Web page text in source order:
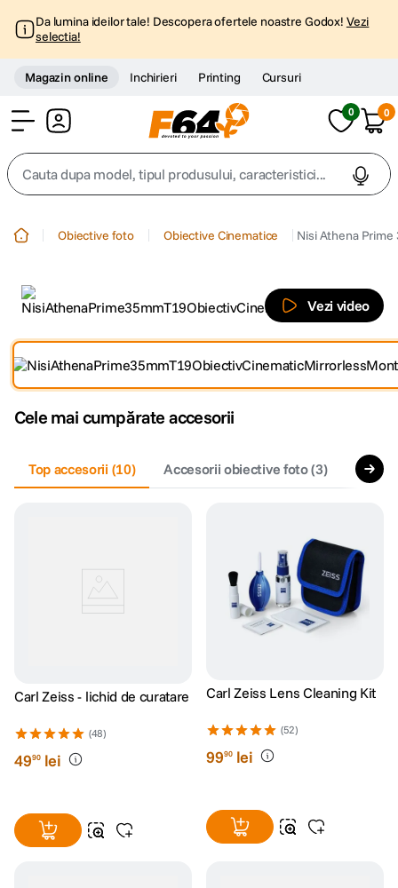
Da lumina ideilor tale! Descopera ofertele noastre Godox! Vezi
selectia!
Magazin online Inchirieri Printing Cursuri
0 0
Cauta dupa model, tipul produsului, caracteristici...
2. trepied
4. peak design
6 canon sx740 hs
Obiective foto Obiective Cinematice Nisi Athena
Vezi video
Cele mai cumpărate accesorii
Top accesorii (10) Accesorii obiective foto(3) Filtre
Carl Zeiss - lichid de curatare
(48)
4990 lei
Carl Zeiss Lens Cleaning Kit
(52)
9990 lei